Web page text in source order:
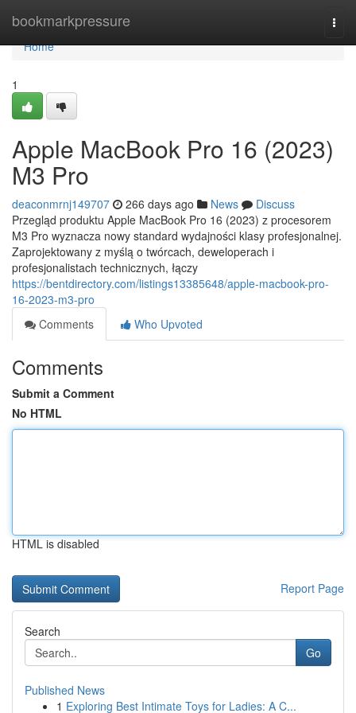
bookmarkpressure
Home
Home
1
Apple MacBook Pro 16 (2023)
M3 Pro
deaconmrnj149707 266 days ago News
Discuss
Przegląd produktu Apple MacBook Pro 16 (2023) z procesorem
M3 Pro wyznacza nowy standard wydajności klasy profesjonalnej.
Zaprojektowany z myślą o twórcach, deweloperach i
profesjonalistach technicznych, łączy
https://bentdirectory.com/listings13385648/apple-macbook-pro-
16-2023-m3-pro
Comments
Who Upvoted
Comments
Submit a Comment
No HTML
HTML is disabled
Report Page
Search
Go
Published News
1 Exploring Best Intimate Toys for Ladies: A C...